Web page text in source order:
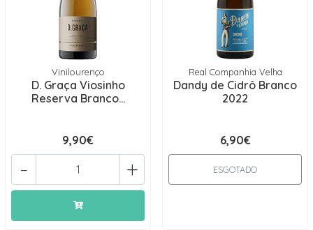
Vinilourenço
D. Graça Viosinho
Reserva Branco...
9,90€
+
-
Real Companhia Velha
Dandy de Cidrô Branco
2022
6,90€
ESGOTADO